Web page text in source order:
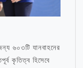
৬০৩টি যানবাহনের
কৃতিত্ব হিসেবে